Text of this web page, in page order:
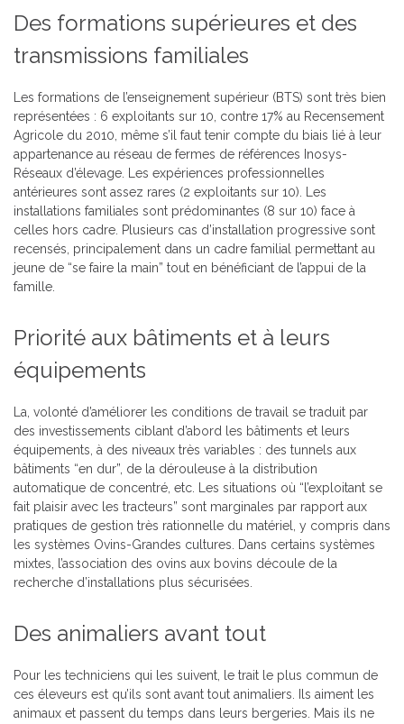
Des formations supérieures et des
transmissions familiales
Les formations de l’enseignement supérieur (BTS) sont très bien
représentées : 6 exploitants sur 10, contre 17% au Recensement
Agricole du 2010, même s’il faut tenir compte du biais lié à leur
appartenance au réseau de fermes de références Inosys-
Réseaux d’élevage. Les expériences professionnelles
antérieures sont assez rares (2 exploitants sur 10). Les
installations familiales sont prédominantes (8 sur 10) face à
celles hors cadre. Plusieurs cas d’installation progressive sont
recensés, principalement dans un cadre familial permettant au
jeune de “se faire la main” tout en bénéficiant de l’appui de la
famille.
Priorité aux bâtiments et à leurs
équipements
La, volonté d’améliorer les conditions de travail se traduit par
des investissements ciblant d’abord les bâtiments et leurs
équipements, à des niveaux très variables : des tunnels aux
bâtiments “en dur”, de la dérouleuse à la distribution
automatique de concentré, etc. Les situations où “l’exploitant se
fait plaisir avec les tracteurs” sont marginales par rapport aux
pratiques de gestion très rationnelle du matériel, y compris dans
les systèmes Ovins-Grandes cultures. Dans certains systèmes
mixtes, l’association des ovins aux bovins découle de la
recherche d’installations plus sécurisées.
Des animaliers avant tout
Pour les techniciens qui les suivent, le trait le plus commun de
ces éleveurs est qu’ils sont avant tout animaliers. Ils aiment les
animaux et passent du temps dans leurs bergeries. Mais ils ne